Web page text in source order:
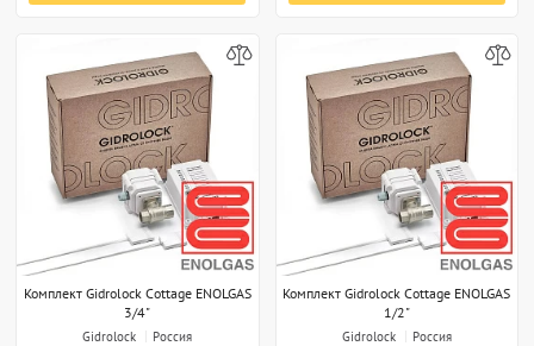
Комплект Gidrolock Cottage ENOLGAS
3/4"
Gidrolock
Россия
Комплект Gidrolock Cottage ENOLGAS
1/2"
Gidrolock
Россия